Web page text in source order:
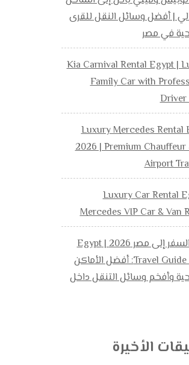
| أفضل وسائل النقل للقرى
في مصر
Kia Carnival Rental Egypt |
Family Car with
Driver
Luxury Mercedes Rental
2026 | Premium Chauffeur
Airport
Luxury Car Rental
Mercedes VIP Car & Van
دليل السفر إلى مصر 2026 | Egypt
Travel Guide 2026: أفضل الأماكن
وأفخم وسائل التنقل داخل
الأخيرة